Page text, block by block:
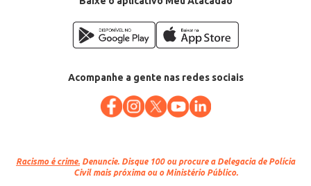
Acompanhe a gente nas redes sociais
Racismo é crime. Denuncie. Disque 100 ou procure a Delegacia de Polícia
Civil mais próxima ou o Ministério Público.